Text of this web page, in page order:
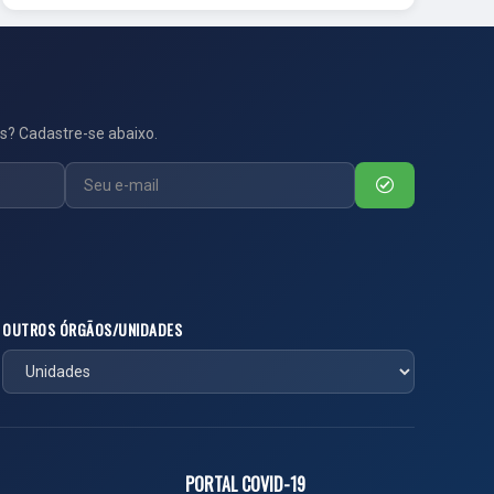
Cadastre-se abaixo.
OUTROS ÓRGÃOS/UNIDADES
PORTAL COVID-19